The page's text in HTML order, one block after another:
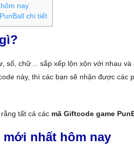
nay
chi tiết
số, chữ… sắp xếp lộn xộn với nhau
này, thì các bạn sẽ nhận được các
tất cả các mã Giftcode game
mới nhất hôm nay